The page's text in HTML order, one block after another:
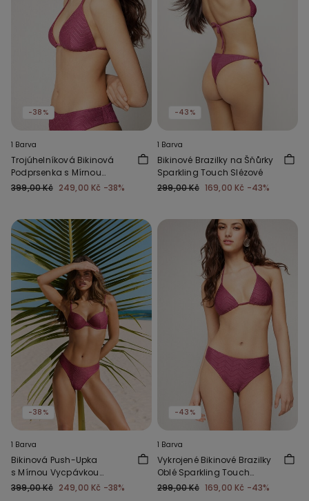
-38%
1 Barva
Trojúhelníková Bikinová
Podprsenka s Mírnou
Vycpávkou Sparkling
399,00 Kč 249,00 Kč -38%
-43%
1 Barva
Bikinové Brazilky na Šňůrky
Sparkling Touch Slézové
299,00 Kč 169,00 Kč -43%
-38%
1 Barva
Bikinová Push-Upka
s Mírnou Vycpávkou
Sparkling Touch Slézová
399,00 Kč 249,00 Kč -38%
-43%
1 Barva
Vykrojené Bikinové Brazilky
Oblé Sparkling Touch
Slézové
299,00 Kč 169,00 Kč -43%